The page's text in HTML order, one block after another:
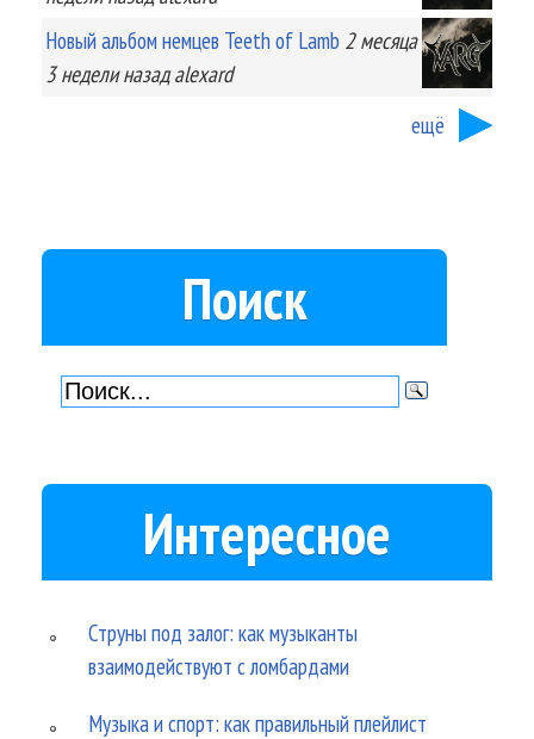
Новый альбом немцев Teeth of Lamb 2 месяца
3 неделиназад alexard
ещё
Поиск
Интересное
Струны под залог: как музыканты
взаимодействуют с ломбардами
Музыка и спорт: как правильный плейлист